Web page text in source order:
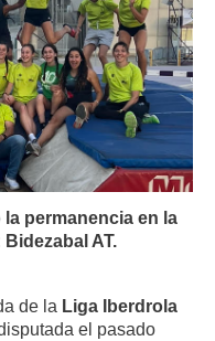
permanencia en la
AT.
de la Liga Iberdrola
el pasado